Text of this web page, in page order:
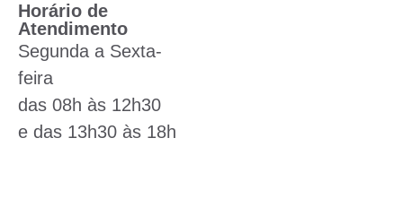
Horário de
Atendimento
Segunda a Sexta-
feira
das 08h às 12h30
e das 13h30 às 18h